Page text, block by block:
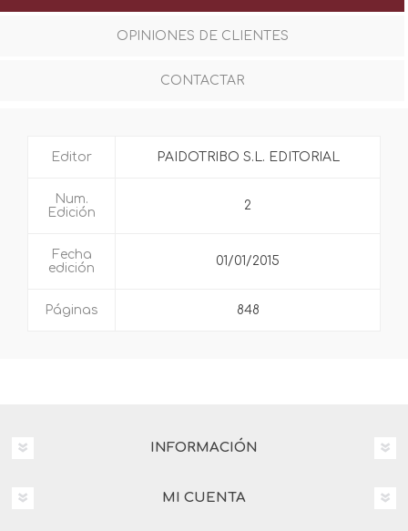
OPINIONES DE CLIENTES
CONTACTAR
Editor PAIDOTRIBO S.L. EDITORIAL
Num.
Edición
2
Fecha
edición
01/01/2015
Páginas 848
INFORMACIÓN
MI CUENTA